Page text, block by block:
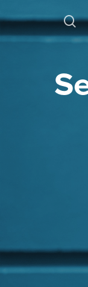
بحث